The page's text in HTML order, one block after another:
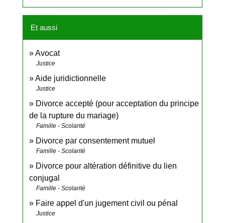
Et aussi
Avocat
Justice
Aide juridictionnelle
Justice
Divorce accepté (pour acceptation du principe
de la rupture du mariage)
Famille - Scolarité
Divorce par consentement mutuel
Famille - Scolarité
Divorce pour altération définitive du lien
conjugal
Famille - Scolarité
Faire appel d'un jugement civil ou pénal
Justice